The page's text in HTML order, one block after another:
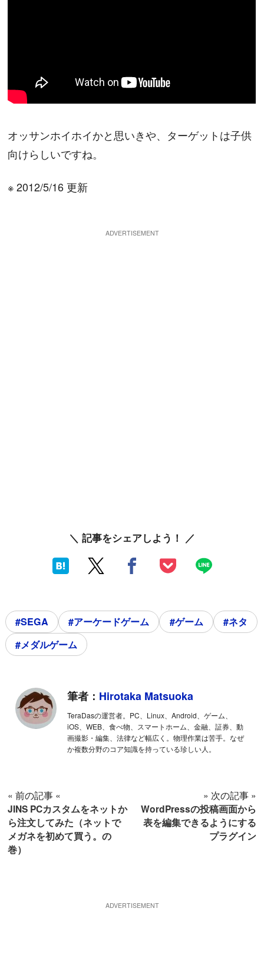
オッサンホイホイかと思いきや、ターゲットは子供
向けらしいですね。
※ 2012/5/16 更新
＼ 記事をシェアしよう！ ／
#SEGA #アーケードゲーム #ゲーム
#ネタ
#メダルゲーム
筆者： Hirotaka Matsuoka
TeraDasの運営者。PC、Linux、Android、ゲーム、
iOS、WEB、食べ物、スマートホーム、金融、証券、動
画撮影・編集、法律など幅広く。物理作業は苦手。なぜ
か複数分野のコア知識を持っている珍しい人。
« 前の記事 «
JINS PCカスタムをネットか
ら注文してみた（ネットで
メガネを初めて買う。の
巻）
» 次の記事 »
WordPressの投稿画面から
表を編集できるようにする
プラグイン